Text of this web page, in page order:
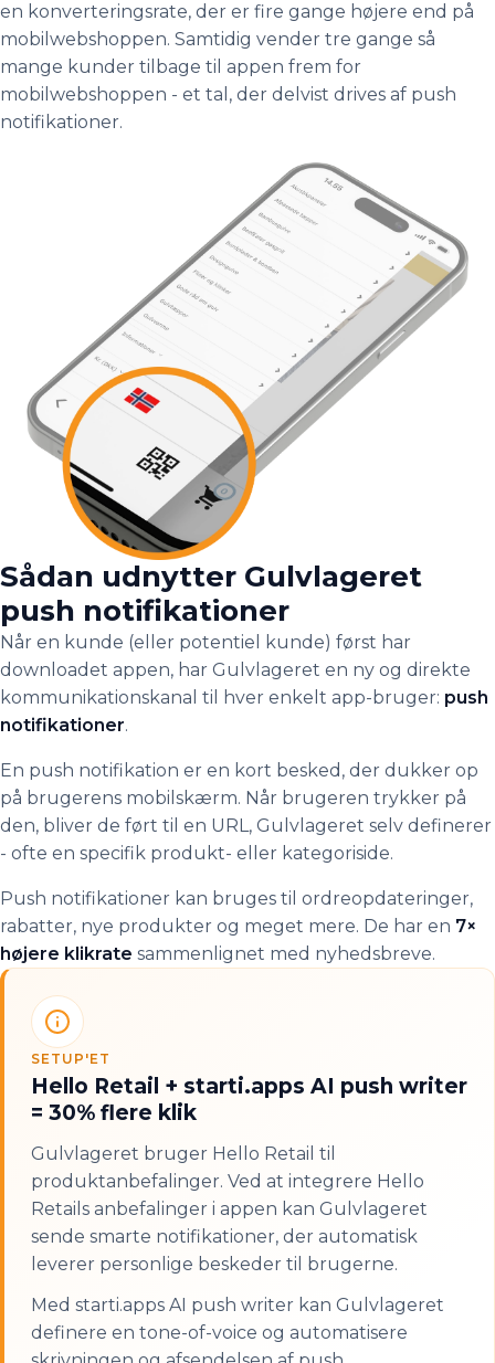
en konverteringsrate, der er fire gange højere end på
mobilwebshoppen. Samtidig vender tre gange så
mange kunder tilbage til appen frem for
mobilwebshoppen - et tal, der delvist drives af push
notifikationer.
Sådan udnytter Gulvlageret
push notifikationer
Når en kunde (eller potentiel kunde) først har
downloadet appen, har Gulvlageret en ny og direkte
kommunikationskanal til hver enkelt app-bruger: push
notifikationer.
En push notifikation er en kort besked, der dukker op
på brugerens mobilskærm. Når brugeren trykker på
den, bliver de ført til en URL, Gulvlageret selv definerer
- ofte en specifik produkt- eller kategoriside.
Push notifikationer kan bruges til ordreopdateringer,
rabatter, nye produkter og meget mere. De har en 7×
højere klikrate sammenlignet med nyhedsbreve.
SETUP'ET
Hello Retail + starti.apps AI push writer
= 30% flere klik
Gulvlageret bruger Hello Retail til
produktanbefalinger. Ved at integrere Hello
Retails anbefalinger i appen kan Gulvlageret
sende smarte notifikationer, der automatisk
leverer personlige beskeder til brugerne.
Med starti.apps AI push writer kan Gulvlageret
definere en tone-of-voice og automatisere